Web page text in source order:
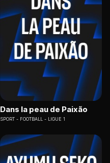
Dans la peau de Paixão
SPORT FOOTBALL - LIGUE 1